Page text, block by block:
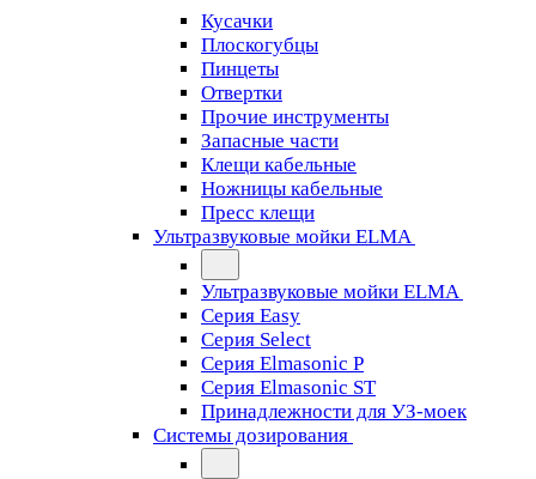
Кусачки
Плоскогубцы
Пинцеты
Отвертки
Прочие инструменты
Запасные части
Клещи кабельные
Ножницы кабельные
Пресс клещи
Ультразвуковые мойки ELMA
Ультразвуковые мойки ELMA
Серия Easy
Серия Select
Серия Elmasonic P
Серия Elmasonic ST
Принадлежности для УЗ-моек
Системы дозирования